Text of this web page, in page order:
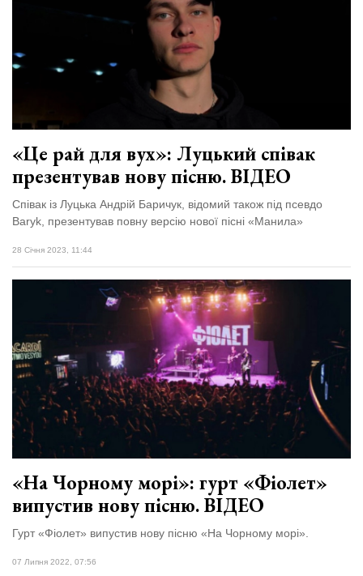
«Це рай для вух»: Луцький співак
презентував нову пісню. ВІДЕО
Співак із Луцька Андрій Баричук, відомий також під псевдо
Baryk, презентував повну версію нової пісні «Манила»
28 Січня 2023, 11:44
«На Чорному морі»: гурт «Фіолет»
випустив нову пісню. ВІДЕО
Гурт «Фіолет» випустив нову пісню «На Чорному морі».
07 Липня 2022, 07:56